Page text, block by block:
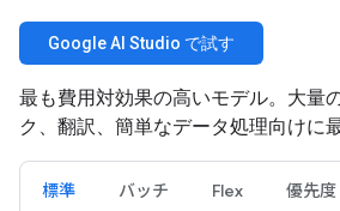
Google AI Studio で試す
最も費用対効果の高いモデル。大量
ク、翻訳、簡単なデータ処理向けに
標準 バッチ Flex 優先度